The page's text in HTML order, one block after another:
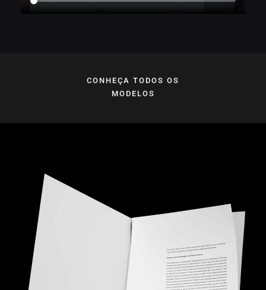
CONHEÇA TODOS OS
MODELOS